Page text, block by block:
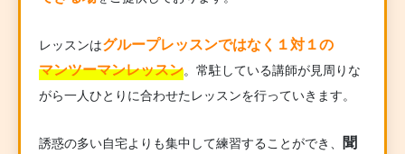
レッスンはグループレッスンではなく１対１の
マンツーマンレッスン。常駐している講師が見周りな
がら一人ひとりに合わせたレッスンを行っていきます。
誘惑の多い自宅よりも集中して練習することができ、
聞